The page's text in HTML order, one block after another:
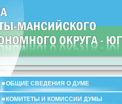
ОБЩИЕ СВЕДЕНИЯ О ДУМЕ
КОМИТЕТЫ И КОМИССИИ ДУМЫ